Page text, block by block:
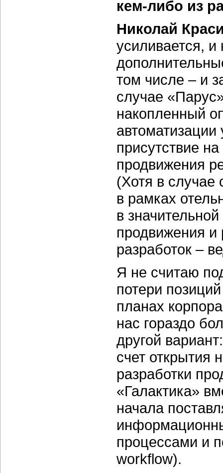
кем-либо из
Николай
усиливается,
том числе – и
случае
накопленный
присутствие
продвижения
(Хотя в случае
в рамках
в
продвижения и
разработок –
Я не считаю
потери
планах
нас гораздо
другой
счет открытия
разработки
«Галактика»
начала
процессами и
workflow).